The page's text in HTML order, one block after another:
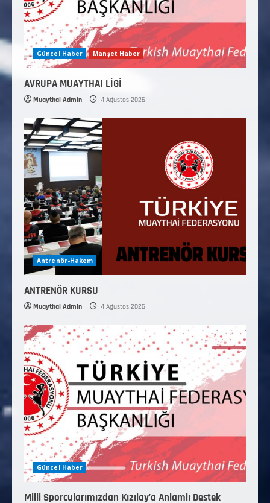
Güncel Haber Manşet Haber
AVRUPA MUAYTHAI LİGİ
Muaythai Admin 4 Ağustos 2026
Antrenör-Hakem
ANTRENÖR KURSU
Muaythai Admin 4 Ağustos 2026
Güncel Haber
Milli Sporcularımızdan Kızılay’a Anlamlı Destek